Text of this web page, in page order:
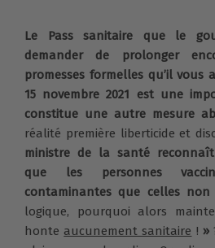
Le Pass sanitaire
que le
demander de prolonger
promesses formelles qu’il vous
15 novembre 2021 est une
constitue une autre mesure
réalité première liberticide et
ministre de la santé reconnaît
que les personnes
contaminantes que celles non
logique, pourquoi alors
honte aucunement sanitaire ! »